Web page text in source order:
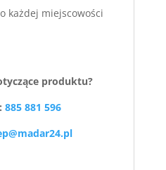
każdej miejscowości
produktu?
885 881 596